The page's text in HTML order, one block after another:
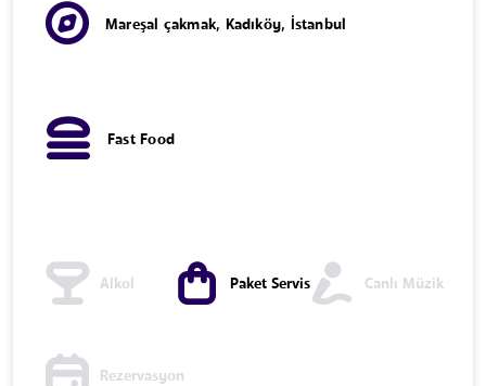
Mareşal çakmak, Kadıköy, İstanbul
Fast Food
Alkol Paket Servis Canlı Müzik
Rezervasyon